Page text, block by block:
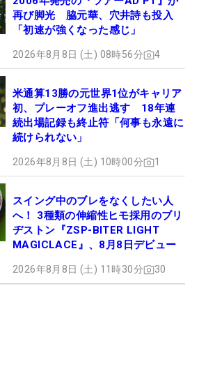
再び脚光 脇元華、穴井詩も投入
「初速が強くなった感じ」
2026年8月8日 (土) 08時56分 4
米通算13勝の元世界1位がキャリア
初、プレーオフ進出逃す 18年連
続出場記録も終止符「何事も永遠に
続けられない」
2026年8月8日 (土) 10時00分 1
スイング中のブレをなくしたい人
へ！ 3種類の伸縮性ヒモ採用のブリ
ヂストン『ZSP-BITER LIGHT
MAGICLACE』、8月8日デビュー
2026年8月8日 (土) 11時30分 30